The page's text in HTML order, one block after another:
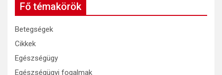
Fő témakörök
Betegségek
Cikkek
Egészségügy
Egészségügyi fogalmak